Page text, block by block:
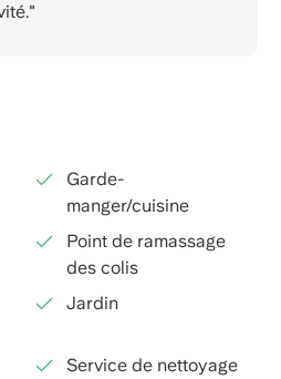
Garde-
manger/cuisine
Point de ramassage
des colis
Jardin
Service de nettoyage